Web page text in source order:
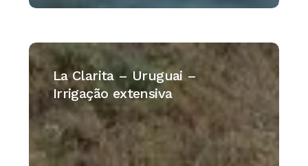
La
Clarita
Uruguai
–
Irrigação
extensiva
La Clarita – Uruguai –
Irrigação extensiva